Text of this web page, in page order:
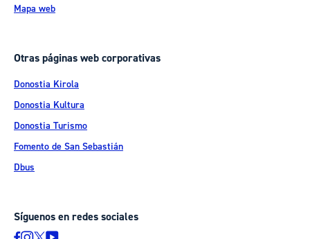
Mapa web
Otras páginas web corporativas
Donostia Kirola
Donostia Kultura
Donostia Turismo
Fomento de San Sebastián
Dbus
Síguenos en redes sociales